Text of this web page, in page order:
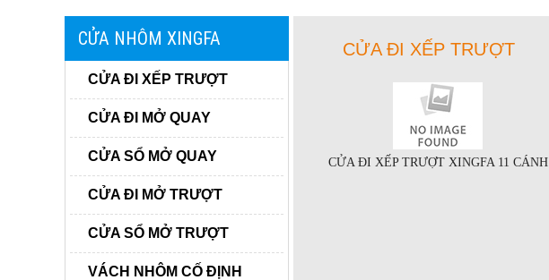
CỬA NHÔM XINGFA
CỬA ĐI XẾP TRƯỢT
CỬA ĐI MỞ QUAY
CỬA SỔ MỞ QUAY
CỬA ĐI MỞ TRƯỢT
CỬA SỔ MỞ TRƯỢT
VÁCH NHÔM CỐ ĐỊNH
CỬA ĐI XẾP TRƯỢT
CỬA ĐI XẾP TRƯỢT XINGFA 11 CÁNH